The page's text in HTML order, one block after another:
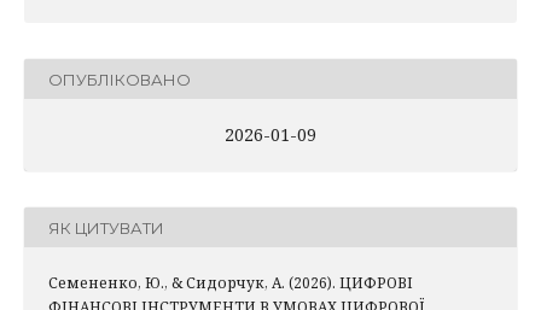
ОПУБЛІКОВАНО
2026-01-09
ЯК ЦИТУВАТИ
Семененко, Ю., & Сидорчук, А. (2026). ЦИФРОВІ